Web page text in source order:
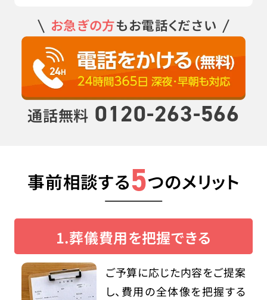
お急ぎの方もお電話ください
通話無料 0120-263-566
事前相談する5つのメリット
1.葬儀費用を把握できる
ご予算に応じた内容をご提案
し、費用の全体像を把握する